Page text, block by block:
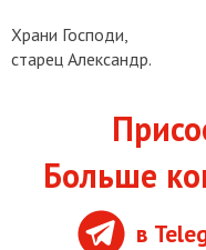
Храни Господи,
старец Александр.
Больше
в